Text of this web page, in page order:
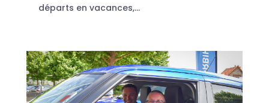
départs en vacances,...